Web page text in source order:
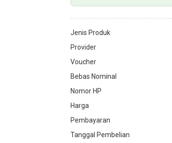
Jenis Produk
Provider
Voucher
Bebas Nominal
Nomor HP
Harga
Pembayaran
Tanggal Pembelian